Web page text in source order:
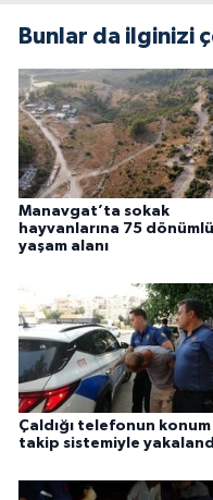
Bunlar da ilginizi
Manavgat’ta sokak
hayvanlarına 75
yaşam alanı
Çaldığı telefonun konum
takip sistemiyle